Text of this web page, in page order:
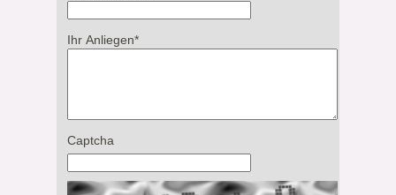
Ihr Anliegen*
Captcha